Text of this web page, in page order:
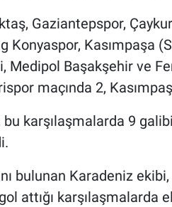
Gaziantepspor,
Konyaspor, Kasımpaşa
Medipol Başakşehir ve
maçında 2,
bu karşılaşmalarda 9
bulunan Karadeniz
attığı karşılaşmalarda